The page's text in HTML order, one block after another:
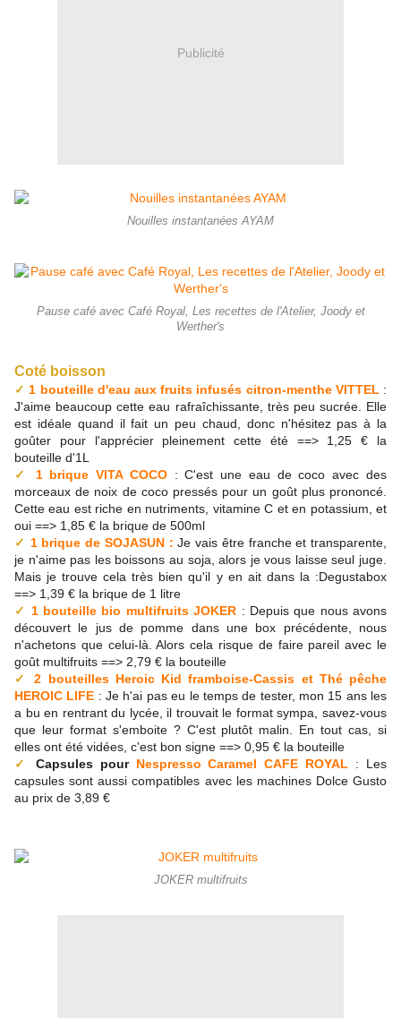
Publicité
Nouilles instantanées AYAM
Pause café avec Café Royal, Les recettes de l'Atelier, Joody et
Werther's
Coté boisson
✓ 1 bouteille d'eau aux fruits infusés citron-menthe VITTEL :
J'aime beaucoup cette eau rafraîchissante, très peu sucrée. Elle
est idéale quand il fait un peu chaud, donc n'hésitez pas à la
goûter pour l'apprécier pleinement cette été ==> 1,25 € la
bouteille d'1L
✓
1 brique VITA COCO : C'est une eau de coco avec des
morceaux de noix de coco pressés pour un goût plus prononcé.
Cette eau est riche en nutriments, vitamine C et en potassium, et
oui ==> 1,85 € la brique de 500ml
✓ 1 brique de SOJASUN :Je vais être franche et transparente,
je n'aime pas les boissons au soja, alors je vous laisse seul juge.
Mais je trouve cela très bien qu'il y en ait dans la :Degustabox
==> 1,39 € la brique de 1 litre
✓
1 bouteille bio multifruits JOKER : Depuis que nous avons
découvert le jus de pomme dans une box précédente, nous
n'achetons que celui-là. Alors cela risque de faire pareil avec le
goût multifruits ==> 2,79 € la bouteille
✓
2 bouteilles Heroic Kid framboise-Cassis et Thé pêche
HEROIC LIFE : Je h'ai pas eu le temps de tester, mon 15 ans les
a bu en rentrant du lycée, il trouvait le format sympa, savez-vous
que leur format s'emboite ? C'est plutôt malin. En tout cas, si
elles ont été vidées, c'est bon signe ==> 0,95 € la bouteille
✓
Capsules pour Nespresso Caramel CAFE ROYAL : Les
capsules sont aussi compatibles avec les machines Dolce Gusto
au prix de 3,89 €
JOKER multifruits